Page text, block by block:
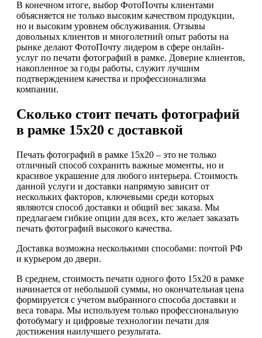
В конечном итоге, выбор ФотоПочты клиентами
объясняется не только высоким качеством продукции,
но и высоким уровнем обслуживания. Отзывы
довольных клиентов и многолетний опыт работы на
рынке делают ФотоПочту лидером в сфере онлайн-
услуг по печати фотографий в рамке. Доверие клиентов,
накопленное за годы работы, служит лучшим
подтверждением качества и профессионализма
компании.
Сколько стоит печать фотографий
в рамке 15х20 с доставкой
Печать фотографий в рамке 15х20 – это не только
отличный способ сохранить важные моменты, но и
красивое украшение для любого интерьера. Стоимость
данной услуги и доставки напрямую зависит от
нескольких факторов, ключевыми среди которых
являются способ доставки и общий вес заказа. Мы
предлагаем гибкие опции для всех, кто желает заказать
печать фотографий высокого качества.
Доставка возможна несколькими способами: почтой РФ
и курьером до двери.
В среднем, стоимость печати одного фото 15х20 в рамке
начинается от небольшой суммы, но окончательная цена
формируется с учетом выбранного способа доставки и
веса товара. Мы используем только профессиональную
фотобумагу и цифровые технологии печати для
достижения наилучшего результата.